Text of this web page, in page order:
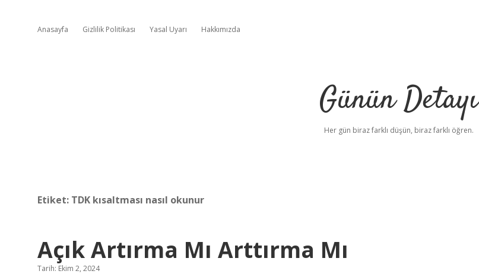
Anasayfa Gizlilik Politikası Yasal Uyarı Hakkımızda
Günün Detayı
Her gün biraz farklı düşün, biraz farklı öğren.
Etiket: TDK kısaltması nasıl okunur
Açık Artırma Mı Arttırma Mı
Tarih: Ekim 2, 2024